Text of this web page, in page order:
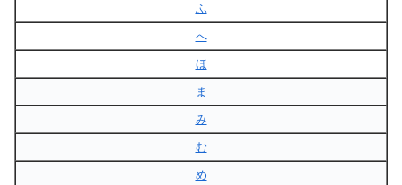
ふ
へ
ほ
ま
み
む
め